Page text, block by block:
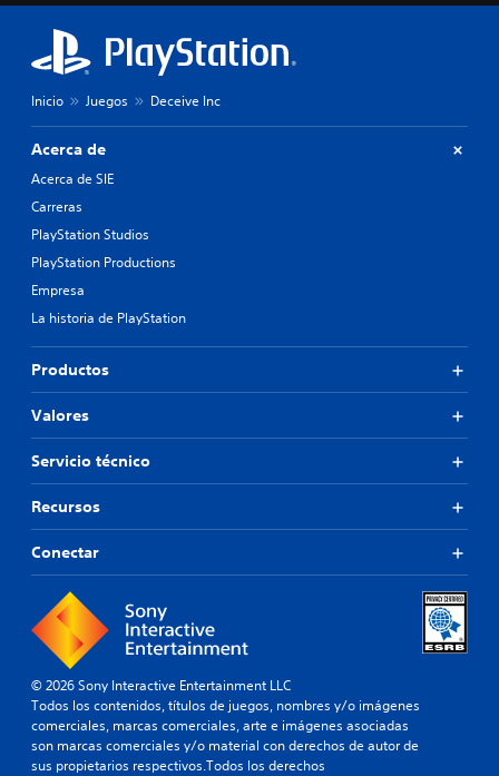
Inicio Juegos Deceive Inc
Acerca de
Acerca de SIE
Carreras
PlayStation Studios
PlayStation Productions
Empresa
La historia de PlayStation
Productos
Valores
Servicio técnico
Recursos
Conectar
© 2026 Sony Interactive Entertainment LLC
Todos los contenidos, títulos de juegos, nombres y/o imágenes
comerciales, marcas comerciales, arte e imágenes asociadas
son marcas comerciales y/o material con derechos de autor de
sus propietarios respectivos.Todos los derechos